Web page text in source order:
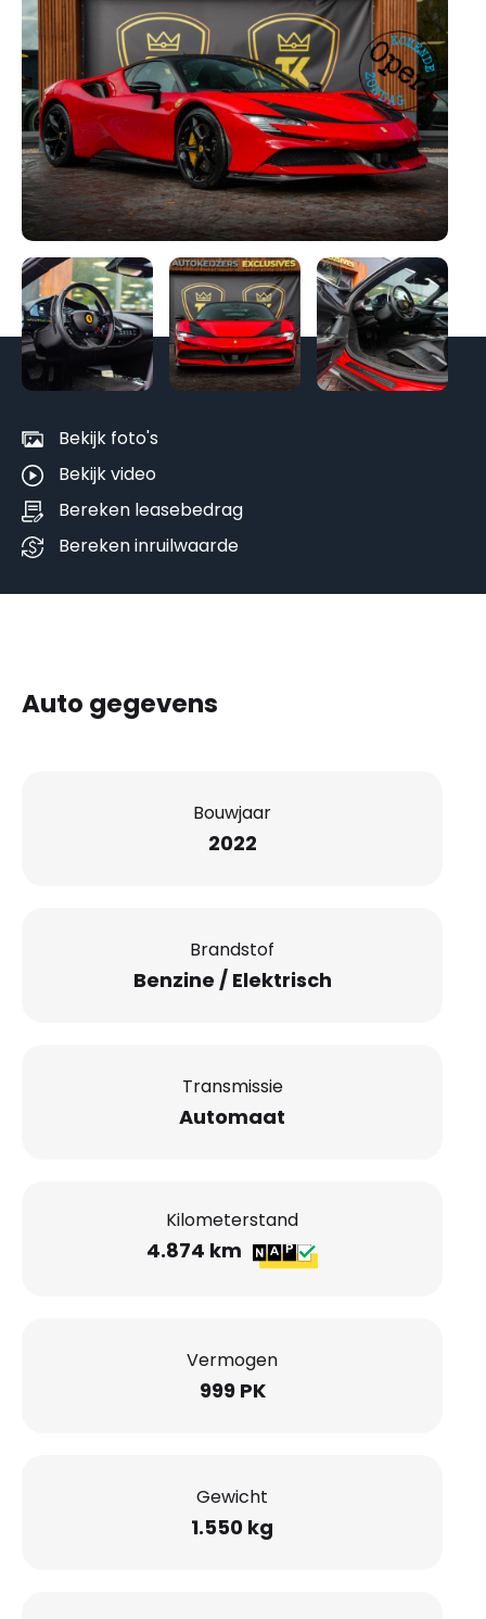
Bekijk foto's
Bekijk video
Bereken leasebedrag
Bereken inruilwaarde
Auto gegevens
Bouwjaar
2022
Brandstof
Benzine / Elektrisch
Transmissie
Automaat
Kilometerstand
4.874 km
Vermogen
999 PK
Gewicht
1.550 kg